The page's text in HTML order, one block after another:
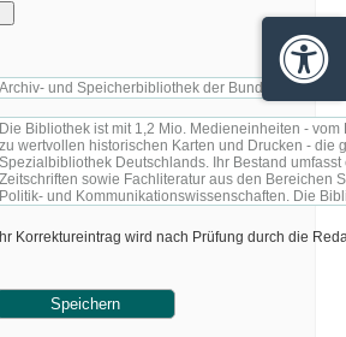
Ihr Korrektureintrag wird nach Prüfung durch die